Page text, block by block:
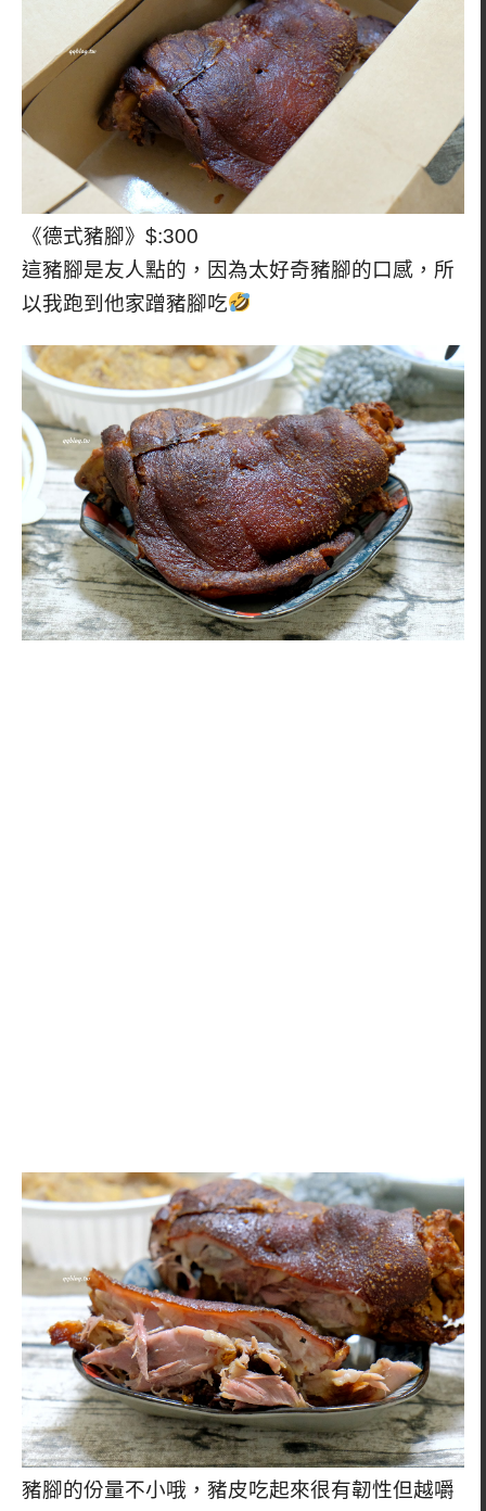
《德式豬腳》$:300
這豬腳是友人點的，因為太好奇豬腳的口感，所
以我跑到他家蹭豬腳吃
豬腳的份量不小哦，豬皮吃起來很有韌性但越嚼